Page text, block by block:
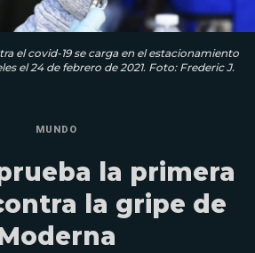
el covid-19 se carga en el estacionamiento
el 24 de febrero de 2021. Foto: Frederic J.
MUNDO
la primera
la gripe de